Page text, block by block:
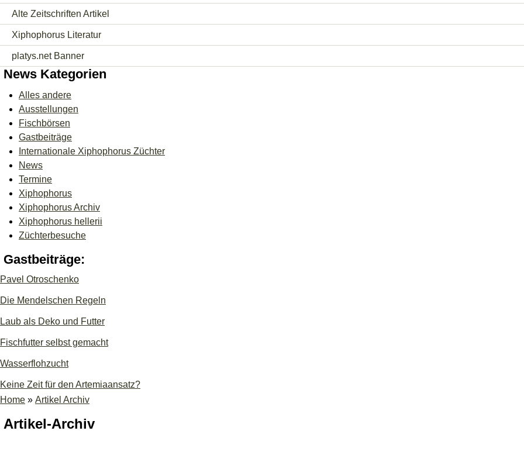
Alte Zeitschriften Artikel
Xiphophorus Literatur
platys.net Banner
News Kategorien
Alles andere
Ausstellungen
Fischbörsen
Gastbeiträge
Internationale Xiphophorus Züchter
News
Termine
Xiphophorus
Xiphophorus Archiv
Xiphophorus hellerii
Züchterbesuche
Gastbeiträge:
Pavel Otroschenko
Die Mendelschen Regeln
Laub als Deko und Futter
Fischfutter selbst gemacht
Wasserflohzucht
Keine Zeit für den Artemiaansatz?
Home » Artikel Archiv
Artikel-Archiv